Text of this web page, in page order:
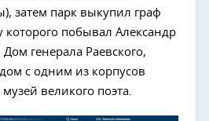
затем парк выкупил граф
которого побывал Александр
генерала Раевского,
с одним из корпусов
великого поэта.